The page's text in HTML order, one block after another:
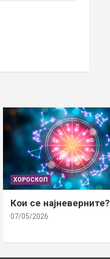
ХОРОСКОП
Кои се најневерните?
07/05/2026